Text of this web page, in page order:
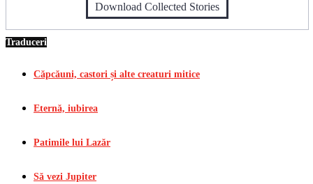
Download Collected Stories
Traduceri
Căpcăuni, castori și alte creaturi mitice
Eternă, iubirea
Patimile lui Lazăr
Să vezi Jupiter